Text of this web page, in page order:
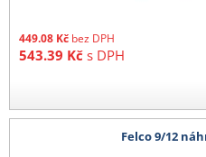
449.08 Kč bez DPH
543.39 Kč s DPH
Felco 9/12